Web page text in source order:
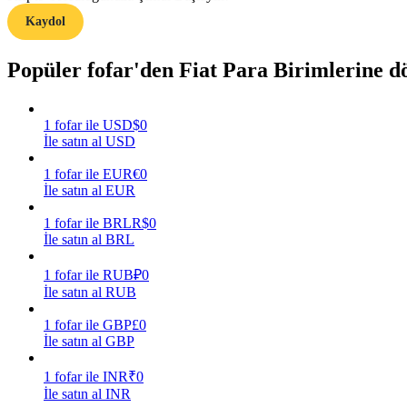
Rehber
Vadeli İşlemler Başlangıç Kılavuzu
Nasıl kârlı kalabileceğinizi öğrenin
Kaydol
Popüler fofar'den Fiat Para Birimlerine
1 fofar ile USD$0
İle satın al USD
1 fofar ile EUR€0
İle satın al EUR
1 fofar ile BRLR$0
İle satın al BRL
1 fofar ile RUB₽0
İle satın al RUB
1 fofar ile GBP£0
İle satın al GBP
1 fofar ile INR₹0
İle satın al INR